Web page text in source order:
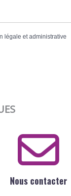
légale et administrative
Nous contacter